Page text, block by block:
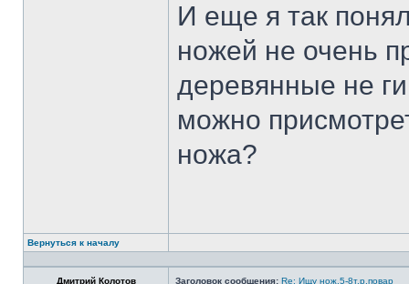
И еще я так
ножей не очень
деревянные не
можно
ножа?
Вернуться к началу
Дмитрий Колотов Заголовок сообщения: Re: Ищу нож.5-8т.р.повар